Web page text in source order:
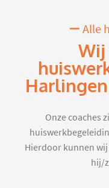
Alle
Wij
Onze coaches
Hierdoor kunnen
hij/